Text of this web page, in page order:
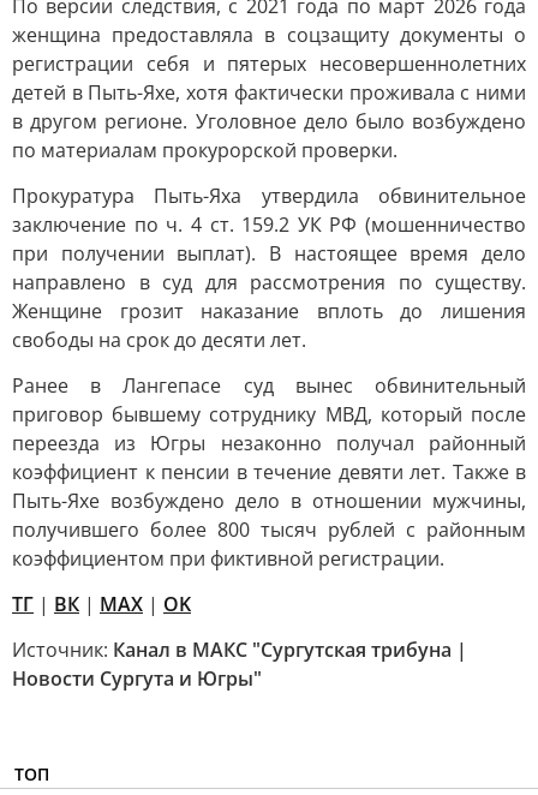
По версии следствия, с 2021 года по март 2026 года
женщина предоставляла в соцзащиту документы о
регистрации себя и пятерых несовершеннолетних
детей в Пыть-Яхе, хотя фактически проживала с ними
в другом регионе. Уголовное дело было возбуждено
по материалам прокурорской проверки.
Прокуратура Пыть-Яха утвердила обвинительное
заключение по ч. 4 ст. 159.2 УК РФ (мошенничество
при получении выплат). В настоящее время дело
направлено в суд для рассмотрения по существу.
Женщине грозит наказание вплоть до лишения
свободы на срок до десяти лет.
Ранее в Лангепасе суд вынес обвинительный
приговор бывшему сотруднику МВД, который после
переезда из Югры незаконно получал районный
коэффициент к пенсии в течение девяти лет. Также в
Пыть-Яхе возбуждено дело в отношении мужчины,
получившего более 800 тысяч рублей с районным
коэффициентом при фиктивной регистрации.
ТГ | ВК | MAX | OK
Источник: Канал в МАКС "Сургутская трибуна |
Новости Сургута и Югры"
ТОП